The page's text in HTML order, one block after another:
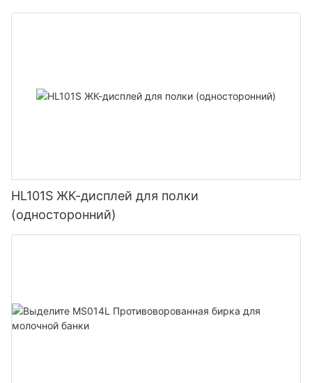
HL101S ЖК-дисплей для полки
(односторонний)